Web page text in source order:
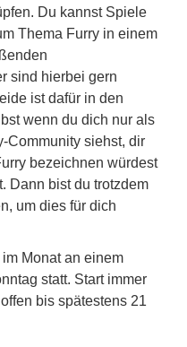
Du kannst Spiele
Thema Furry in einem
sind hierbei gern
ist dafür in den
wenn du dich nur als
Community siehst, dir
bezeichnen würdest
Dann bist du trotzdem
um dies für dich
Monat an einem
statt. Start immer
bis spätestens 21